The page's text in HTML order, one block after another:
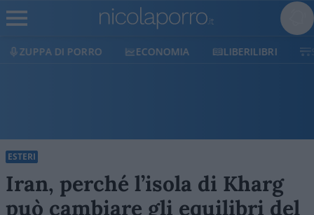
ECONOMIA LIBERILIBRI SHOP SOSTIENICI
ESTERI
Iran, perché l’isola di Kharg
può cambiare gli equilibri del